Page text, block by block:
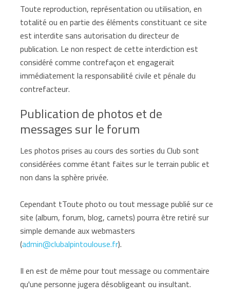
Toute reproduction, représentation ou utilisation, en
totalité ou en partie des éléments constituant ce site
est interdite sans autorisation du directeur de
publication. Le non respect de cette interdiction est
considéré comme contrefaçon et engagerait
immédiatement la responsabilité civile et pénale du
contrefacteur.
Publication de photos et de
messages sur le forum
Les photos prises au cours des sorties du Club sont
considérées comme étant faites sur le terrain public et
non dans la sphère privée.
Cependant tToute photo ou tout message publié sur ce
site (album, forum, blog, carnets) pourra être retiré sur
simple demande aux webmasters
(admin@clubalpintoulouse.fr).
Il en est de même pour tout message ou commentaire
qu'une personne jugera désobligeant ou insultant.